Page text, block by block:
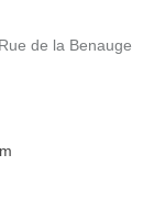
de la Benauge